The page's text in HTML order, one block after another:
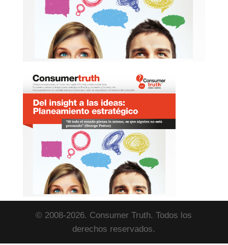
© 2008-2026. Consumer Truth. Todos los
derechos reservados.